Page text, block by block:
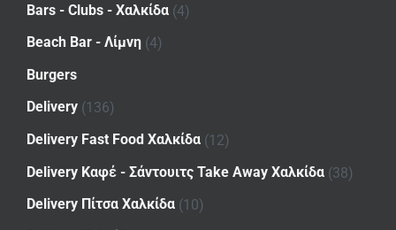
Bars - Clubs - Χαλκίδα (4)
Beach Bar - Λίμνη (4)
Burgers
Delivery (136)
Delivery Fast Food Χαλκίδα (12)
Delivery Καφέ - Σάντουιτς Take Away Χαλκίδα (38)
Delivery Πίτσα Χαλκίδα (10)